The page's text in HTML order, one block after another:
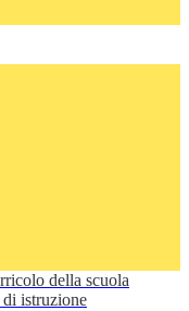
della scuola
istruzione